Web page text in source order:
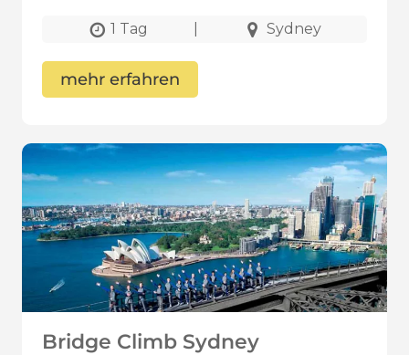
1 Tag Sydney
mehr erfahren
Bridge Climb Sydney